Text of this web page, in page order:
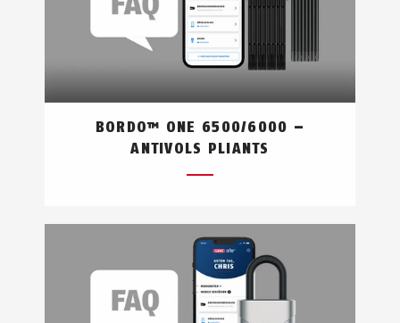
BORDO™ ONE 6500/6000 –
ANTIVOLS PLIANTS